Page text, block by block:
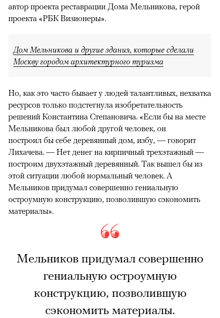
автор проекта реставрации Дома Мельникова, герой
проекта «РБК Визионеры».
Дом Мельникова и другие здания, которые сделали
Москву городом архитектурного туризма
Но, как это часто бывает у людей талантливых, нехватка
ресурсов только подстегнула изобретательность
решений Константина Степановича. «Если бы на месте
Мельникова был любой другой человек, он
построил бы себе деревянный дом, избу, — говорит
Лихачева. — Нет денег на кирпичный трехэтажный —
построим двухэтажный деревянный. Так вышел бы из
этой ситуации любой нормальный человек. А
Мельников придумал совершенно гениальную
остроумную конструкцию, позволившую сэкономить
материалы».
Мельников придумал совершенно
гениальную остроумную
конструкцию, позволившую
сэкономить материалы.